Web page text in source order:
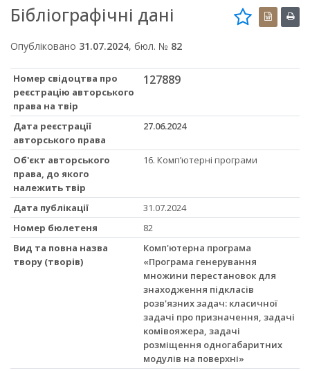
Бібліографічні дані
Опубліковано 31.07.2024, бюл. № 82
Номер свідоцтва про
реєстрацію авторського
права на твір
127889
Дата реєстрації
авторського права
27.06.2024
Об'єкт авторського
права, до якого
належить твір
16. Комп’ютерні програми
Дата публікації
31.07.2024
Номер бюлетеня
82
Вид та повна назва
твору (творів)
Комп'ютерна програма
«Програма генерування
множини перестановок для
знаходження підкласів
розв'язних задач: класичної
задачі про призначення, задачі
комівояжера, задачі
розміщення одногабаритних
модулів на поверхні»